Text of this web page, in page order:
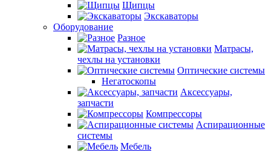
Щипцы
Экскаваторы
Оборудование
Разное
Матрасы,
чехлы на установки
Оптические системы
Негатоскопы
Аксессуары,
запчасти
Компрессоры
Аспирационные
системы
Мебель